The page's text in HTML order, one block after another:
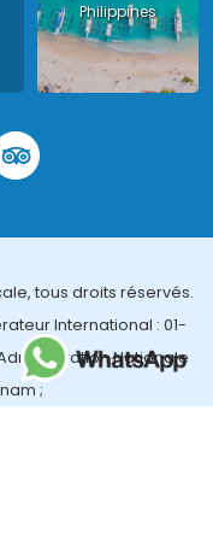
Philippines
tous droits réservés.
International : 01-
Nationale
;